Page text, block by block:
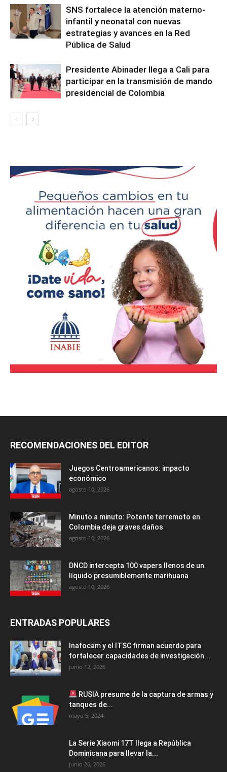
SNS fortalece la atención materno-
infantil y neonatal con nuevas
estrategias y avances en la Red
Pública de Salud
Presidente Abinader llega a Cali para
participar en la transmisión de mando
presidencial de Colombia
RECOMENDACIONES DEL EDITOR
Juegos Centroamericanos: impacto
económico
agosto 10, 2026
Minuto a minuto: Potente terremoto en
Colombia deja graves daños
agosto 10, 2026
DNCD intercepta 100 vapers llenos de un
líquido presumiblemente marihuana
agosto 10, 2026
ENTRADAS POPULARES
Inafocam y el ITSC firman acuerdo para
fortalecer capacidades de investigación...
junio 12, 2026
RUSIA presume de la captura de armas y
tanques de...
mayo 5, 2024
La Serie Xiaomi 17T llega a República
Dominicana para llevar la...
junio 26, 2026